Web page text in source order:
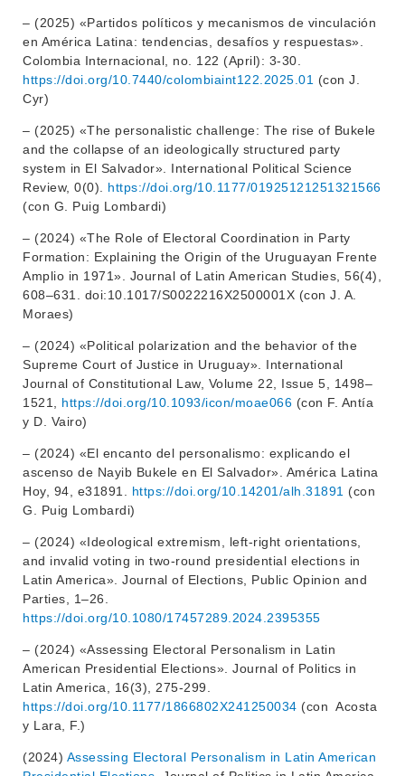
INSTITUCIONAL
DEPARTAMENTOS
BEDELÍA
EVA FCS
OFERTA DE GRADO
– (2025) «Partidos políticos y mecanismos de vinculación
en América Latina: tendencias, desafíos y respuestas».
Colombia Internacional, no. 122 (April): 3-30.
https://doi.org/10.7440/colombiaint122.2025.01 (con J.
Cyr)
– (2025) «The personalistic challenge: The rise of Bukele
and the collapse of an ideologically structured party
system in El Salvador». International Political Science
Review, 0(0). https://doi.org/10.1177/01925121251321566
(con G. Puig Lombardi)
– (2024) «The Role of Electoral Coordination in Party
Formation: Explaining the Origin of the Uruguayan Frente
Amplio in 1971». Journal of Latin American Studies, 56(4),
608–631. doi:10.1017/S0022216X2500001X (con J. A.
Moraes)
– (2024) «Political polarization and the behavior of the
Supreme Court of Justice in Uruguay». International
Journal of Constitutional Law, Volume 22, Issue 5, 1498–
1521, https://doi.org/10.1093/icon/moae066 (con F. Antía
y D. Vairo)
– (2024) «El encanto del personalismo: explicando el
ascenso de Nayib Bukele en El Salvador». América Latina
Hoy, 94, e31891. https://doi.org/10.14201/alh.31891 (con
G. Puig Lombardi)
– (2024) «Ideological extremism, left-right orientations,
and invalid voting in two-round presidential elections in
Latin America». Journal of Elections, Public Opinion and
Parties, 1–26.
https://doi.org/10.1080/17457289.2024.2395355
– (2024) «Assessing Electoral Personalism in Latin
American Presidential Elections». Journal of Politics in
Latin America, 16(3), 275-299.
https://doi.org/10.1177/1866802X241250034 (con Acosta
y Lara, F.)
(2024) Assessing Electoral Personalism in Latin American